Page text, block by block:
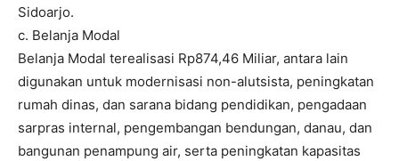
Sidoarjo.
c. Belanja Modal
Belanja Modal terealisasi Rp874,46 Miliar, antara lain
digunakan untuk modernisasi non-alutsista, peningkatan
rumah dinas, dan sarana bidang pendidikan, pengadaan
sarpras internal, pengembangan bendungan, danau, dan
bangunan penampung air, serta peningkatan kapasitas